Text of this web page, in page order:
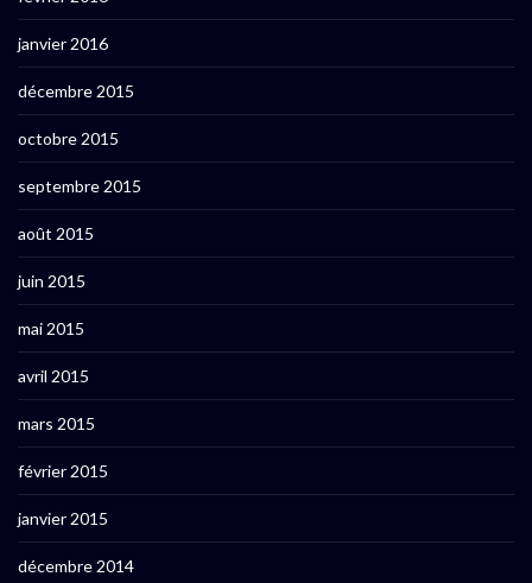
janvier 2016
décembre 2015
octobre 2015
septembre 2015
août 2015
juin 2015
mai 2015
avril 2015
mars 2015
février 2015
janvier 2015
décembre 2014